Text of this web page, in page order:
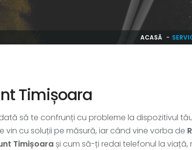
ACASĂ
Timișoara
să te confrunți cu probleme la dispozitivul
vin cu soluții pe măsură, iar când vine vorba de
Timișoara și cum să-ți redai telefonul la viață,